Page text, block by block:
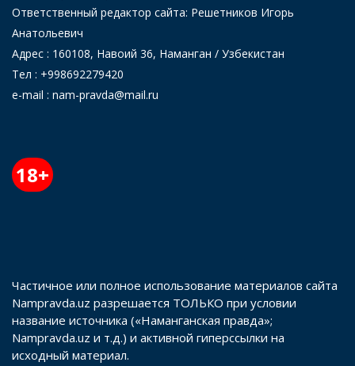
Ответственный редактор сайта: Решетников Игорь
Анатольевич
Адрес : 160108, Навоий 36, Наманган / Узбекистан
Тел : +998692279420
e-mail : nam-pravda@mail.ru
18+
Частичное или полное использование материалов сайта
Nampravda.uz разрешается ТОЛЬКО при условии
название источника («Наманганская правда»;
Nampravda.uz и т.д.) и активной гиперссылки на
исходный материал.